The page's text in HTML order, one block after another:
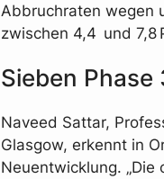
Abbruchraten wegen
zwischen 4,4 und 7,8
Sieben Phase
Naveed Sattar,
Glasgow, erkennt in
Neuentwicklung.